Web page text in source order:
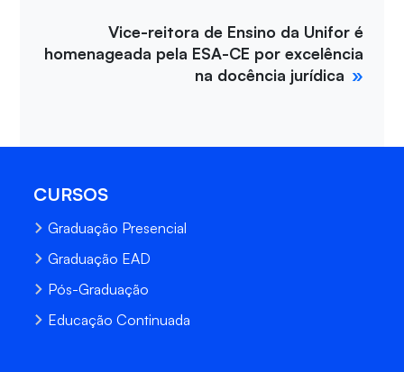
Vice-reitora de Ensino da Unifor é
homenageada pela ESA-CE por excelência
na docência jurídica
CURSOS
Graduação Presencial
Graduação EAD
Pós-Graduação
Educação Continuada